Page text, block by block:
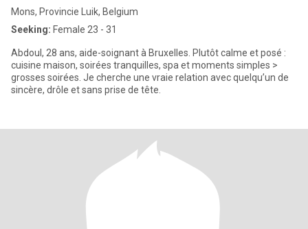
Mons, Provincie Luik, Belgium
Seeking: Female 23 - 31
Abdoul, 28 ans, aide-soignant à Bruxelles. Plutôt calme et posé :
cuisine maison, soirées tranquilles, spa et moments simples >
grosses soirées. Je cherche une vraie relation avec quelqu’un de
sincère, drôle et sans prise de tête.